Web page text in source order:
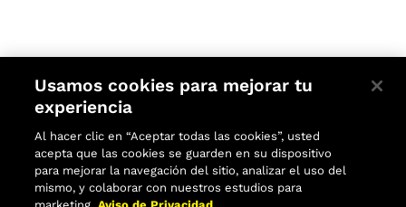
Beneficios | BEES
Usamos cookies para mejorar tu
experiencia
Al hacer clic en “Aceptar todas las cookies”, usted
acepta que las cookies se guarden en su dispositivo
para mejorar la navegación del sitio, analizar el uso del
mismo, y colaborar con nuestros estudios para